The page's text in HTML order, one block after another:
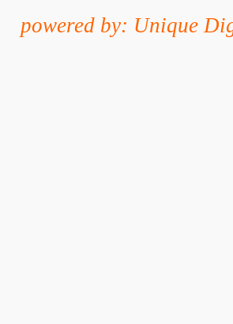
powered by: Unique